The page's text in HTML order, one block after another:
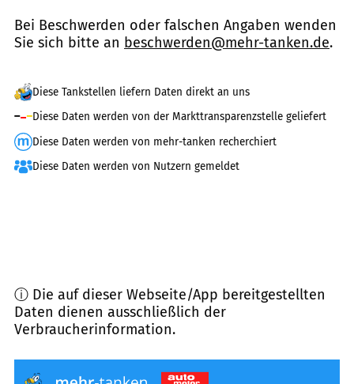
Bei Beschwerden oder falschen Angaben wenden
Sie sich bitte an beschwerden@mehr-tanken.de.
Diese Tankstellen liefern Daten direkt an uns
Diese Daten werden von der Markttransparenzstelle geliefert
Diese Daten werden von mehr-tanken recherchiert
Diese Daten werden von Nutzern gemeldet
ⓘ Die auf dieser Webseite/App bereitgestellten
Daten dienen ausschließlich der
Verbraucherinformation.